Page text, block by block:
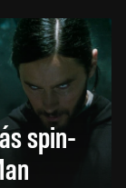
spin-